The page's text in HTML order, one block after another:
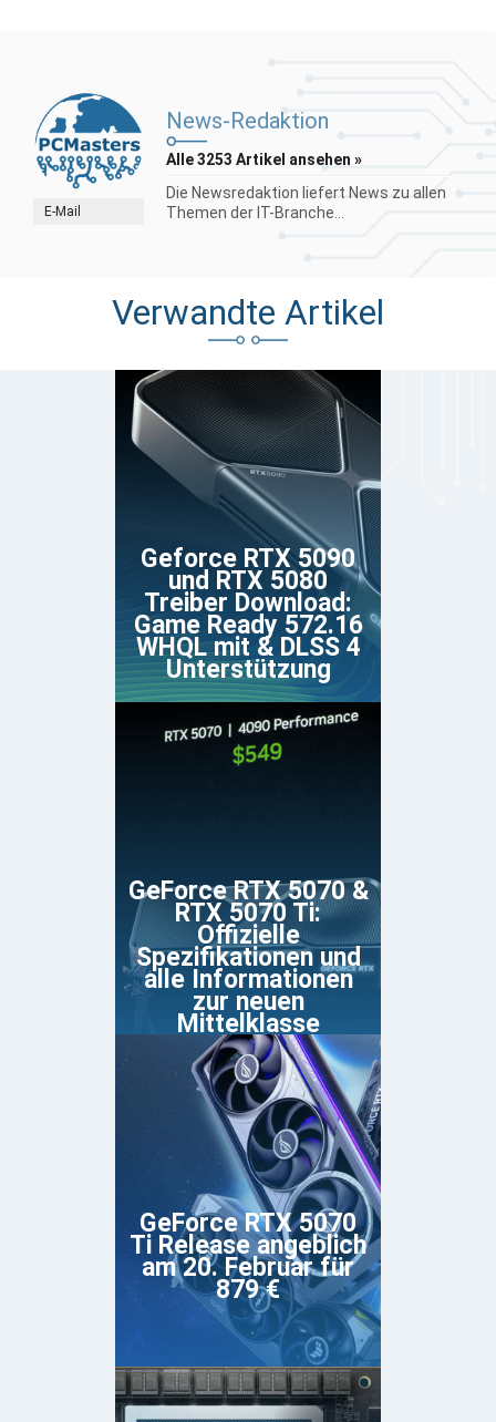
E-Mail
News-Redaktion
Alle 3253 Artikel ansehen »
Die Newsredaktion liefert News zu allen
Themen der IT-Branche...
Verwandte Artikel
Geforce RTX 5090
und RTX 5080
Treiber Download:
Game Ready 572.16
WHQL mit & DLSS 4
Unterstützung
GeForce RTX 5070 &
RTX 5070 Ti:
Offizielle
Spezifikationen und
alle Informationen
zur neuen
Mittelklasse
GeForce RTX 5070
Ti Release angeblich
am 20. Februar für
879 €